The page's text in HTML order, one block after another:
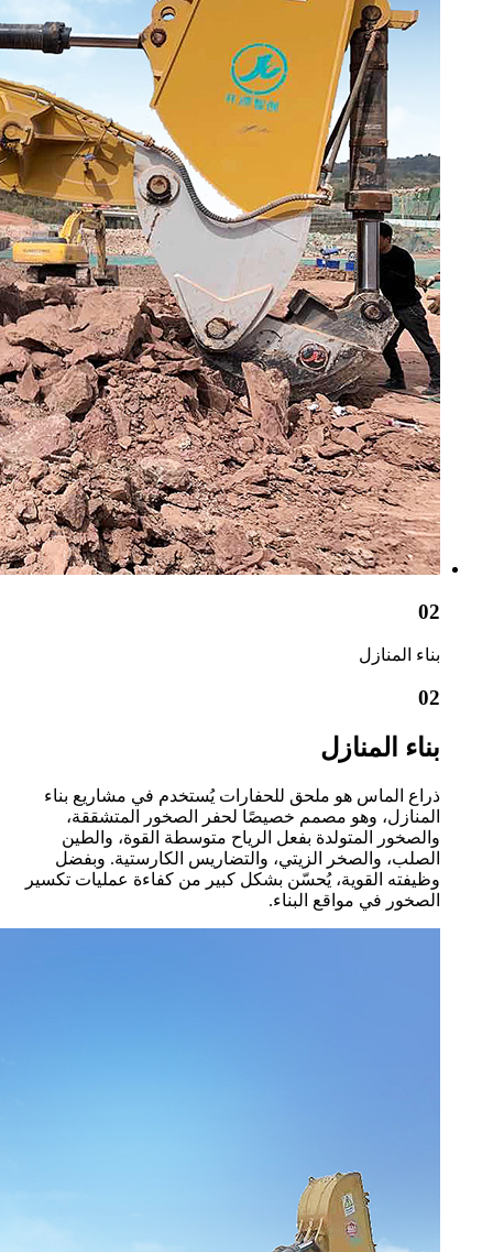
02
بناء المنازل
02
بناء المنازل
ذراع الماس هو ملحق للحفارات يُستخدم في مشاريع بناء
المنازل، وهو مصمم خصيصًا لحفر الصخور المتشققة،
والصخور المتولدة بفعل الرياح متوسطة القوة، والطين
الصلب، والصخر الزيتي، والتضاريس الكارستية. وبفضل
وظيفته القوية، يُحسّن بشكل كبير من كفاءة عمليات تكسير
الصخور في مواقع البناء.